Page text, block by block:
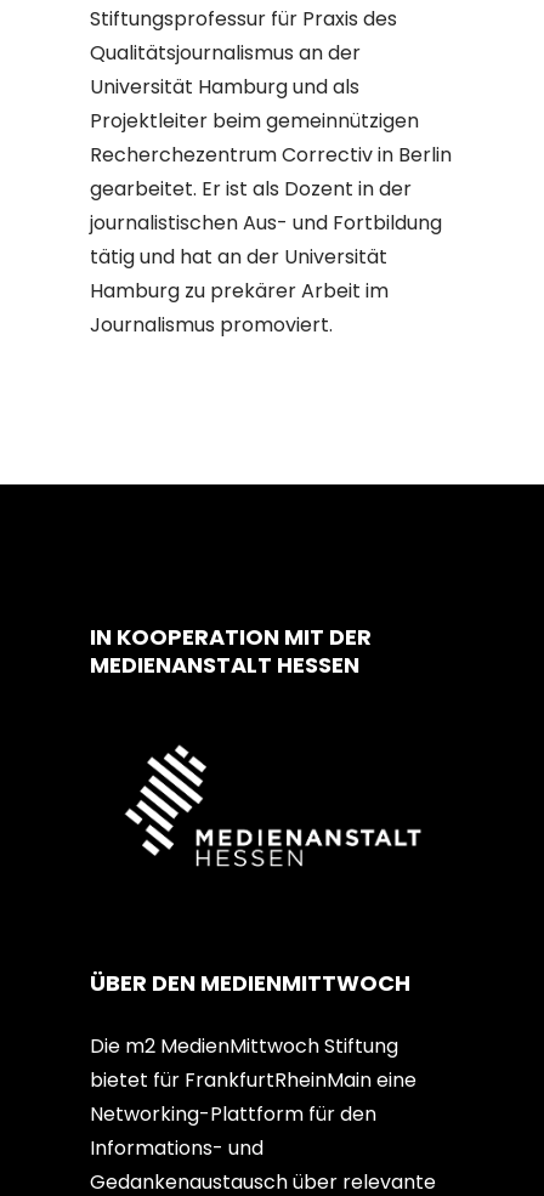
Stiftungsprofessur für Praxis des
Qualitätsjournalismus an der
Universität Hamburg und als
Projektleiter beim gemeinnützigen
Recherchezentrum Correctiv in Berlin
gearbeitet. Er ist als Dozent in der
journalistischen Aus- und Fortbildung
tätig und hat an der Universität
Hamburg zu prekärer Arbeit im
Journalismus promoviert.
IN KOOPERATION MIT DER
MEDIENANSTALT HESSEN
ÜBER DEN MEDIENMITTWOCH
Die m2 MedienMittwoch Stiftung
bietet für FrankfurtRheinMain eine
Networking-Plattform für den
Informations- und
Gedankenaustausch über relevante